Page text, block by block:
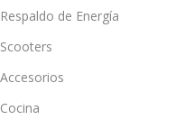
Respaldo de Energía
Scooters
Accesorios
Cocina